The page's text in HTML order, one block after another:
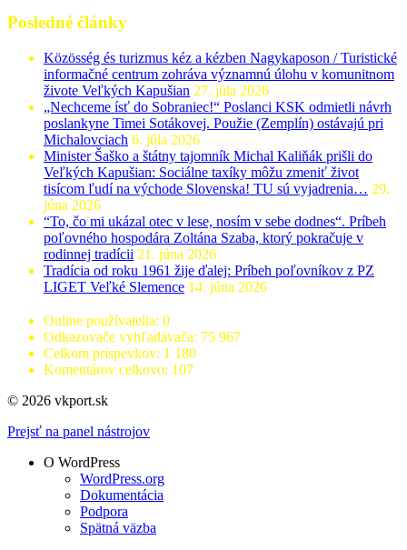
Posledné články
Közösség és turizmus kéz a kézben Nagykaposon / Turistické
informačné centrum zohráva významnú úlohu v komunitnom
živote Veľkých Kapušian 27. júla 2026
„Nechceme ísť do Sobraniec!“ Poslanci KSK odmietli návrh
poslankyne Timei Sotákovej. Použie (Zemplín) ostávajú pri
Michalovciach 6. júla 2026
Minister Šaško a štátny tajomník Michal Kaliňák prišli do
Veľkých Kapušian: Sociálne taxíky môžu zmeniť život
tisícom ľudí na východe Slovenska! TU sú vyjadrenia… 29.
júna 2026
“To, čo mi ukázal otec v lese, nosím v sebe dodnes“. Príbeh
poľovného hospodára Zoltána Szaba, ktorý pokračuje v
rodinnej tradícii 21. júna 2026
Tradícia od roku 1961 žije ďalej: Príbeh poľovníkov z PZ
LIGET Veľké Slemence 14. júna 2026
Online používatelia: 0
Odkazovače vyhľadávača: 75 967
Celkom prispevkov: 1 180
Komentárov celkovo: 107
© 2026 vkport.sk
Prejsť na panel nástrojov
O WordPress
WordPress.org
Dokumentácia
Podpora
Spätná väzba